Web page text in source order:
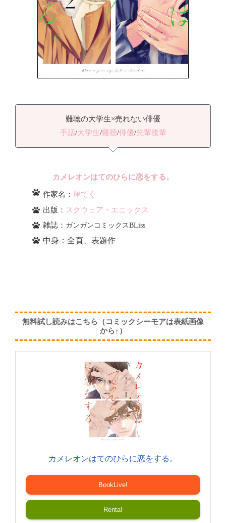
難聴の大学生×売れない俳優
手話/大学生/難聴/俳優/先輩後輩
カメレオンはてのひらに恋をする。
作家名： 厘てく
出版： スクウェア・エニックス
雑誌： ガンガンコミックスBLiss
中身：全頁、表題作
無料試し読みはこちら（コミックシーモアは表紙画像
から↑）
カメレオンはてのひらに恋をする。
BookLive!
Renta!